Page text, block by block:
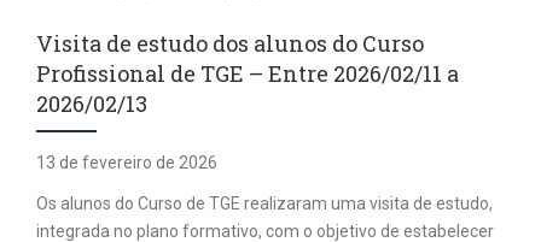
Visita de estudo dos alunos do Curso
Profissional de TGE – Entre 2026/02/11 a
2026/02/13
13 de fevereiro de 2026
Os alunos do Curso de TGE realizaram uma visita de estudo,
integrada no plano formativo, com o objetivo de estabelecer